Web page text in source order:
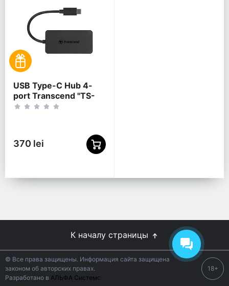
USB Type-C Hub 4-
port Transcend "TS-
HUB2C" Black (1xUSB
370 lei
К началу страницы
© Все права защищены. Информация сайта защищена
законом об авторских правах.
Разработано в АЛЬФА Системс
18+